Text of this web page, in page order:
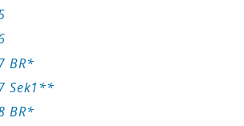
BR*
Sek1**
BR*